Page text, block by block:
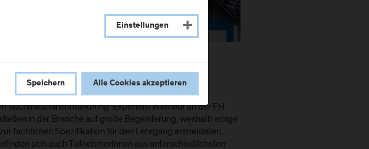
(in Kooperation mit der WK Salzburg,
Suchmaschinenmarketing-Experten/in erneut an der FH
in der Branche auf große Begeisterung, weshalb einige
fachlichen Spezifikation für den Lehrgang anmeldeten.
sich auch TeilnehmerInnen aus unterschiedlichsten
Einstellungen
Speichern Alle Cookies akzeptieren